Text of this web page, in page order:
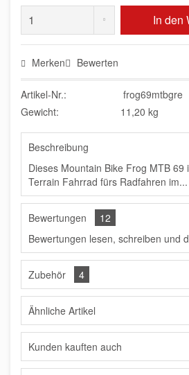
In den
Merken Bewerten
Artikel-Nr.:
frog69mtbgre
Gewicht:
11,20 kg
Beschreibung
Dieses Mountain Bike Frog MTB 69
Terrain Fahrrad fürs Radfahren im...
Bewertungen
12
Bewertungen lesen, schreiben und
Zubehör 4
Ähnliche Artikel
Kunden kauften auch